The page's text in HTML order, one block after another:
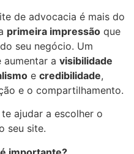
de advocacia é mais do
primeira impressão que
seu negócio. Um
a visibilidade
e credibilidade,
e o compartilhamento.
ajudar a escolher o
seu site.